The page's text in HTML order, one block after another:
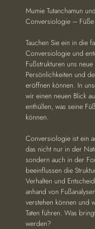
Mumie Tutanchamun
Conversiologie – Füße
Tauchen Sie ein in die
Conversiologie und
Fußstrukturen uns
Persönlichkeiten und
eröffnen können. In
wir einen neuen Blick
enthüllen, was seine
können.
Conversiologie ist ein
das nicht nur in der
sondern auch in der
beeinflussen die
Verhalten und
anhand von
verstehen können und
Taten führen. Was
werden?